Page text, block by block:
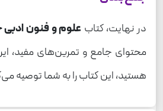
در نهایت، کتاب علوم و فنون ادبی
محتوای جامع و تمرین‌های مفید،
هستید، این کتاب را به شما توصیه